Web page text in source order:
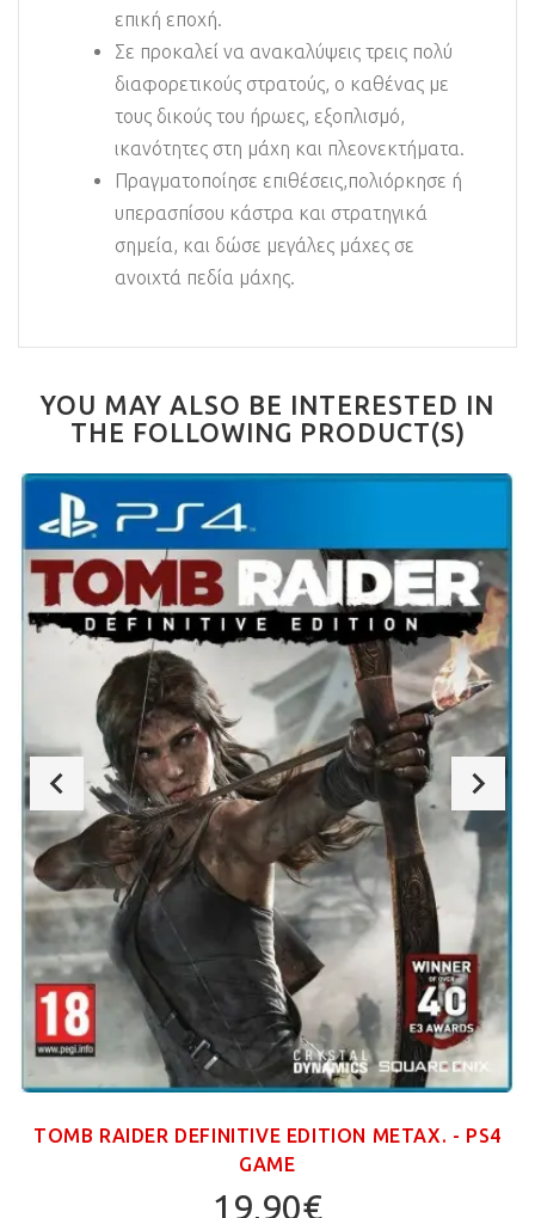
επική εποχή.
Σε προκαλεί να ανακαλύψεις τρεις πολύ
διαφορετικούς στρατούς, ο καθένας με
τους δικούς του ήρωες, εξοπλισμό,
ικανότητες στη μάχη και πλεονεκτήματα.
Πραγματοποίησε επιθέσεις,πολιόρκησε ή
υπερασπίσου κάστρα και στρατηγικά
σημεία, και δώσε μεγάλες μάχες σε
ανοιχτά πεδία μάχης.
YOU MAY ALSO BE INTERESTED IN
THE FOLLOWING PRODUCT(S)
TOMB RAIDER DEFINITIVE EDITION ΜΕΤΑΧ. - PS4
GAME
19,90€